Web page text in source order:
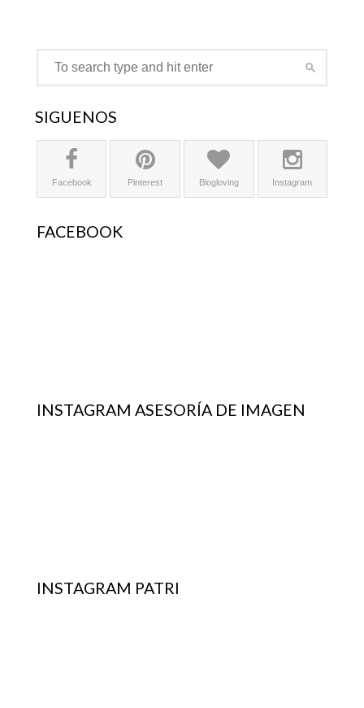
SÍGUENOS
Facebook Pinterest Blogloving Instagram
FACEBOOK
INSTAGRAM ASESORÍA DE IMAGEN
INSTAGRAM PATRI